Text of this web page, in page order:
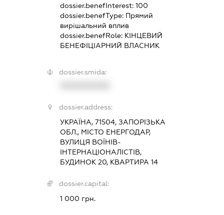
dossier.benefInterest:100
dossier.benefType: Прямий
вирішальний вплив
dossier.benefRole: КІНЦЕВИЙ
БЕНЕФІЦІАРНИЙ ВЛАСНИК
dossier.smida:
dossier.address:
УКРАЇНА, 71504, ЗАПОРІЗЬКА
ОБЛ., МІСТО ЕНЕРГОДАР,
ВУЛИЦЯ ВОЇНІВ-
ІНТЕРНАЦІОНАЛІСТІВ,
БУДИНОК 20, КВАРТИРА 14
dossier.capital:
1 000 грн.